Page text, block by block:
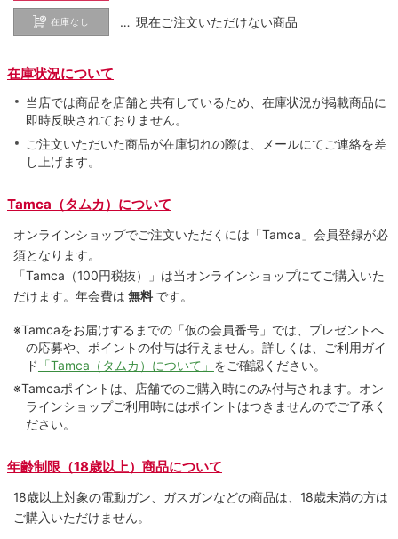
在庫なし … 現在ご注文いただけない商品
在庫状況について
当店では商品を店舗と共有しているため、在庫状況が掲載商品に
即時反映されておりません。
ご注文いただいた商品が在庫切れの際は、メールにてご連絡を差
し上げます。
Tamca（タムカ）について
オンラインショップでご注⽂いただくには「Tamca」会員登録が必
須となります。
「Tamca （100円税抜）
」は当オンラインショップにてご購⼊いた
だけます。 年会費は 無料 です。
※Tamcaをお届けするまでの「仮の会員番号」では、プレゼントへ
の応募や、ポイントの付与は⾏えません。詳しくは、ご利⽤ガイ
ド 「Tamca（タムカ）について」 をご確認ください。
※Tamcaポイントは、店舗でのご購⼊時にのみ付与されます。オン
ラインショップご利用時にはポイントはつきませんのでご了承く
ださい。
年齢制限（18歳以上）商品について
18歳以上対象の電動ガン、ガスガンなどの商品は、18歳未満の方は
ご購入いただけません。